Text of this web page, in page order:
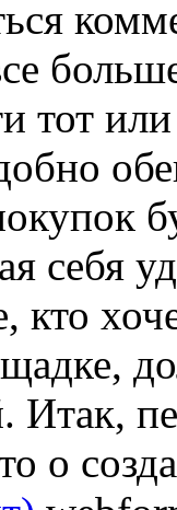
тот
себя
кто
Итак,
о